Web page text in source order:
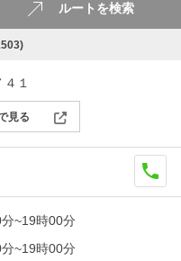
１
見る
~19時00分
~19時00分
ルートを検索